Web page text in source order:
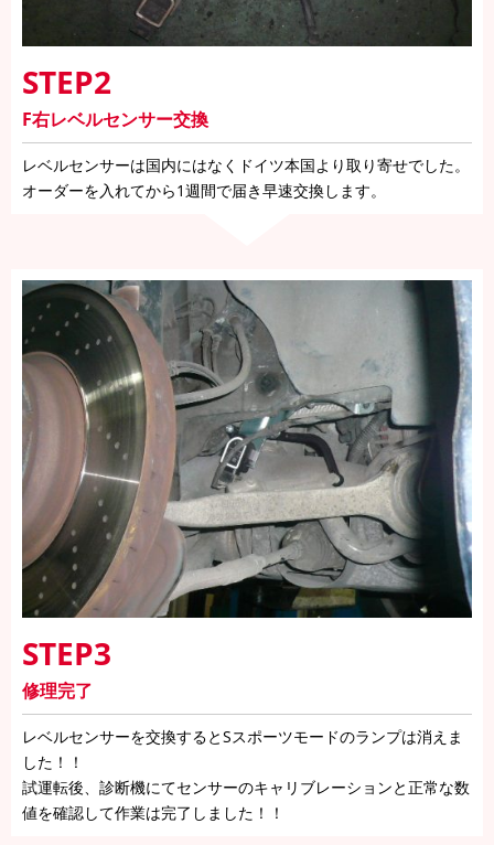
STEP2
F右レベルセンサー交換
レベルセンサーは国内にはなくドイツ本国より取り寄せでした。
オーダーを入れてから1週間で届き早速交換します。
STEP3
修理完了
レベルセンサーを交換するとSスポーツモードのランプは消えま
した！！
試運転後、診断機にてセンサーのキャリブレーションと正常な数
値を確認して作業は完了しました！！